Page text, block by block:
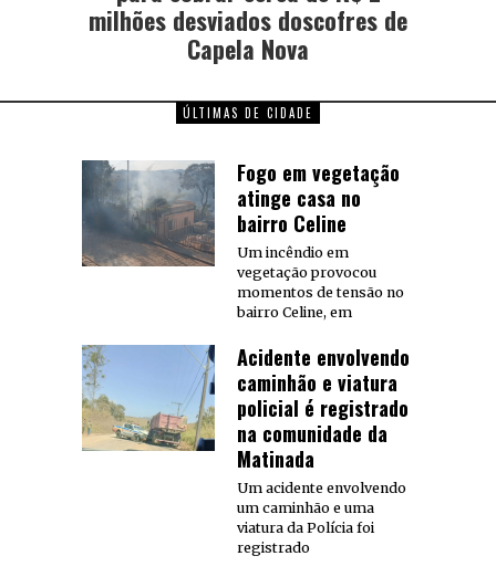
milhões desviados doscofres de
Capela Nova
ÚLTIMAS DE CIDADE
Fogo em vegetação
atinge casa no
bairro Celine
Um incêndio em
vegetação provocou
momentos de tensão no
bairro Celine, em
Acidente envolvendo
caminhão e viatura
policial é registrado
na comunidade da
Matinada
Um acidente envolvendo
um caminhão e uma
viatura da Polícia foi
registrado